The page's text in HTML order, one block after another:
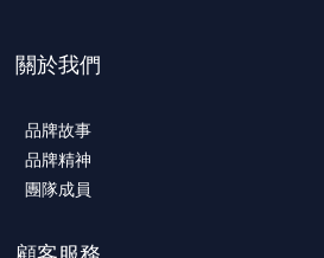
關於我們
品牌故事
品牌精神
團隊成員